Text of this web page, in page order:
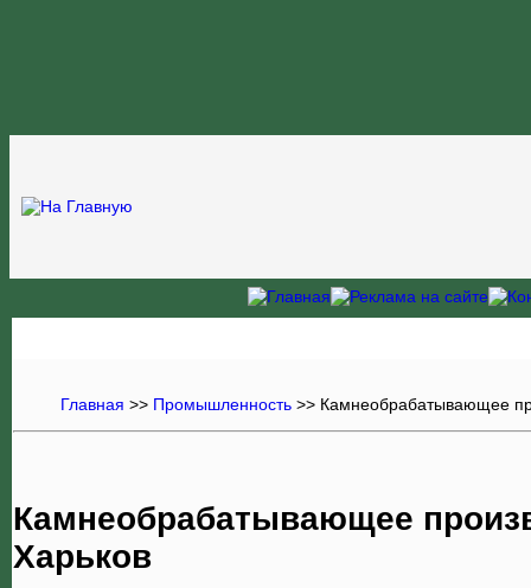
Главная >> Промышленность >> Камнеобрабатывающее
Камнеобрабатывающее
Харьков